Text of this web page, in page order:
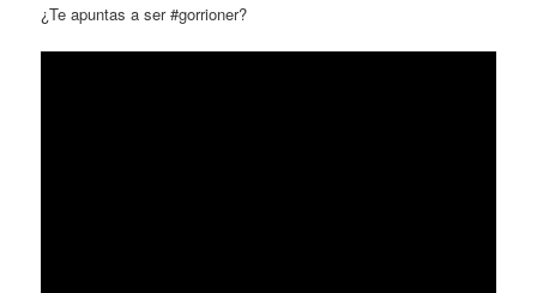
¿Te apuntas a ser #gorrioner?